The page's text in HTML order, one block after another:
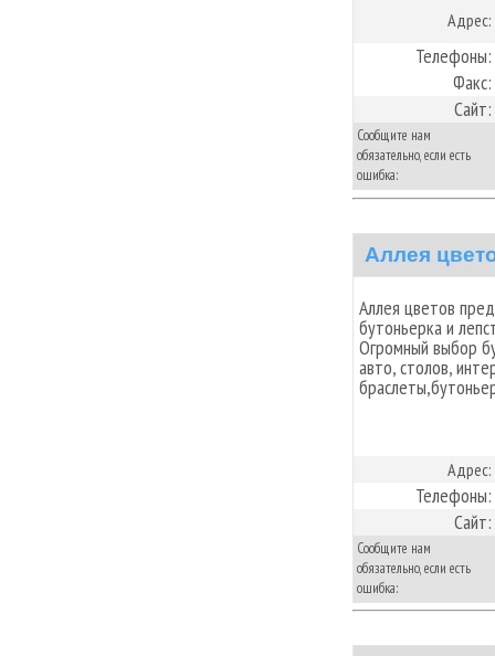
Адрес:
Телефоны:
Факс:
Сайт:
Сообщите нам
обязательно, если есть
ошибка:
Аллея
Аллея цветов
бутоньерка и
Огромный выбор
авто, столов,
Адрес:
Телефоны:
Сайт:
Сообщите нам
обязательно, если есть
ошибка: